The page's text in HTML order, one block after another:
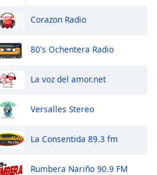
Corazon Radio
80's Ochentera Radio
La voz del amor.net
Versalles Stereo
La Consentida 89.3 fm
Rumbera Nariño 90.9 FM